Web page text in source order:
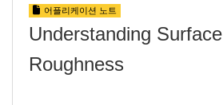
어플리케이션 노트
Understanding Surface
Roughness